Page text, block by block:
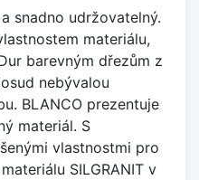
snadno udržovatelný.
materiálu,
barevným dřezům z
nebývalou
BLANCO prezentuje
materiál. S
vlastnostmi pro
SILGRANIT v